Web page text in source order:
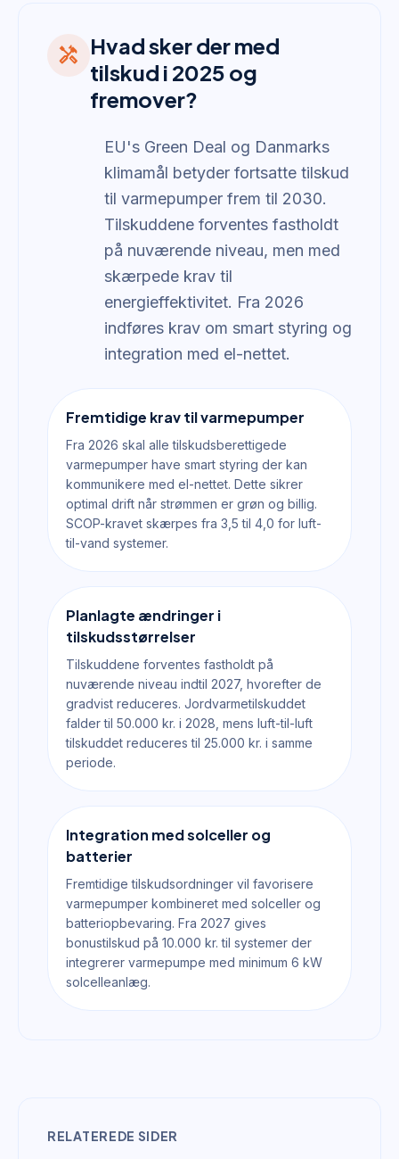
handyman Hvad sker der med
tilskud i 2025 og
fremover?
EU's Green Deal og Danmarks
klimamål betyder fortsatte tilskud
til varmepumper frem til 2030.
Tilskuddene forventes fastholdt
på nuværende niveau, men med
skærpede krav til
energieffektivitet. Fra 2026
indføres krav om smart styring og
integration med el-nettet.
Fremtidige krav til varmepumper
Fra 2026 skal alle tilskudsberettigede
varmepumper have smart styring der kan
kommunikere med el-nettet. Dette sikrer
optimal drift når strømmen er grøn og billig.
SCOP-kravet skærpes fra 3,5 til 4,0 for luft-
til-vand systemer.
Planlagte ændringer i
tilskudsstørrelser
Tilskuddene forventes fastholdt på
nuværende niveau indtil 2027, hvorefter de
gradvist reduceres. Jordvarmetilskuddet
falder til 50.000 kr. i 2028, mens luft-til-luft
tilskuddet reduceres til 25.000 kr. i samme
periode.
Integration med solceller og
batterier
Fremtidige tilskudsordninger vil favorisere
varmepumper kombineret med solceller og
batteriopbevaring. Fra 2027 gives
bonustilskud på 10.000 kr. til systemer der
integrerer varmepumpe med minimum 6 kW
solcelleanlæg.
RELATEREDE SIDER